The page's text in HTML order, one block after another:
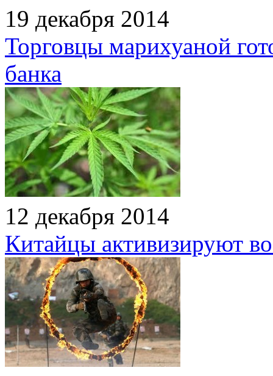
19 декабря 2014
Торговцы марихуаной
банка
12 декабря 2014
Китайцы активизируют